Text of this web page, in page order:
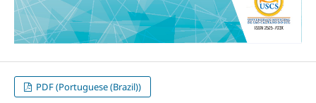
PDF (Portuguese (Brazil))